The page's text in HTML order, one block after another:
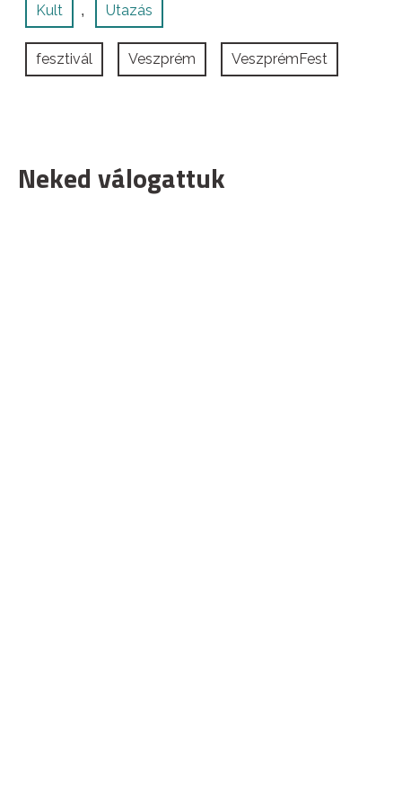
Kult , Utazás
fesztivál Veszprém VeszprémFest
Neked válogattuk